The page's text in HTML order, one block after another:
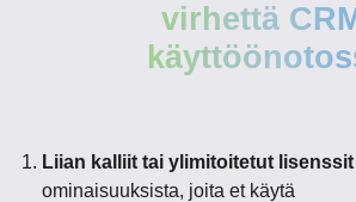
virhettä
Liian kalliit tai ylimitoitetut lisenssit
ominaisuuksista, joita et käytä